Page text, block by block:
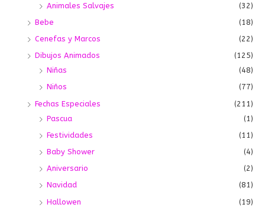
Animales Salvajes
(32)
Bebe
(18)
Cenefas y Marcos
(22)
Dibujos Animados
(125)
Niñas
(48)
Niños
(77)
Fechas Especiales
(211)
Pascua
(1)
Festividades
(11)
Baby Shower
(4)
Aniversario
(2)
Navidad
(81)
Hallowen
(19)